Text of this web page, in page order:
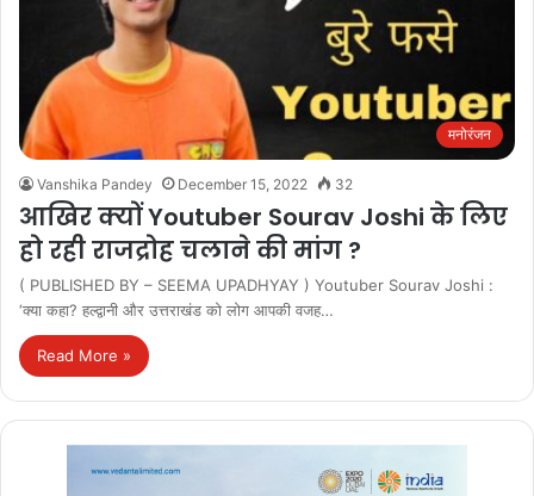
मनोरंजन
Vanshika Pandey December 15, 2022 32
आखिर क्‍यों Youtuber Sourav Joshi के लिए
हो रही राजद्रोह चलाने की मांग ?
( PUBLISHED BY – SEEMA UPADHYAY ) Youtuber Sourav Joshi :
‘क्या कहा? हल्द्वानी और उत्तराखंड को लोग आपकी वजह…
Read More »